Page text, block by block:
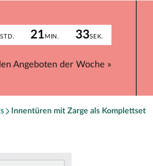
STD. 21MIN. 33SEK.
Angeboten der Woche »
Innentüren mit Zarge als Komplettset